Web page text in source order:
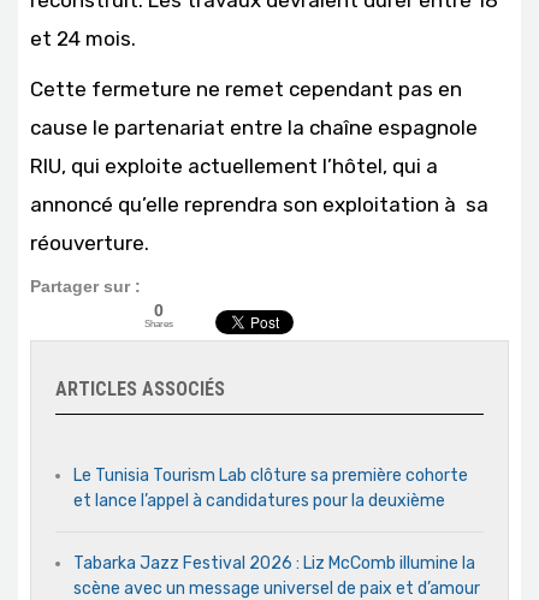
et 24 mois.
Cette fermeture ne remet cependant pas en
cause le partenariat entre la chaîne espagnole
RIU, qui exploite actuellement l’hôtel, qui a
annoncé qu’elle reprendra son exploitation à sa
réouverture.
Partager sur :
0
Shares
ARTICLES ASSOCIÉS
Le Tunisia Tourism Lab clôture sa première cohorte
et lance l’appel à candidatures pour la deuxième
Tabarka Jazz Festival 2026 : Liz McComb illumine la
scène avec un message universel de paix et d’amour